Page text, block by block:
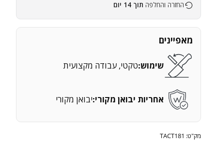
החזרה והחלפה תוך 14 יום
מאפיינים
שימוש:טקטי, עבודה מקצועית
אחריות יבואן מקורי:יבואן מקורי
מק"ט: TACT181